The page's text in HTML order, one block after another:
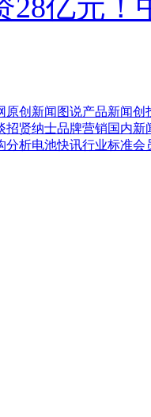
28亿元！
原创 新闻图说产品新闻创
招贤纳士品牌营销国内新
分析电池快讯行业标准会